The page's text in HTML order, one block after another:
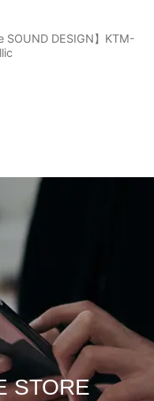
SOUND DESIGN】KTM-
STORE